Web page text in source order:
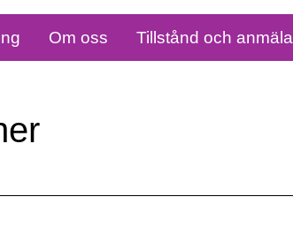
Om oss Tillstånd och